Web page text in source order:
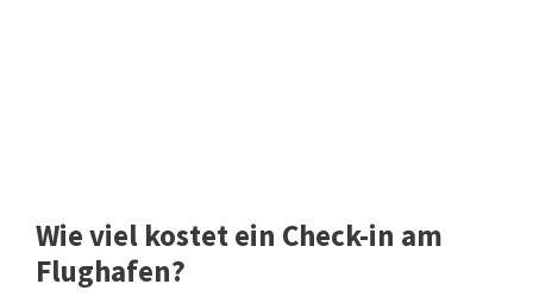
Wie viel kostet ein Check-in am
Flughafen?